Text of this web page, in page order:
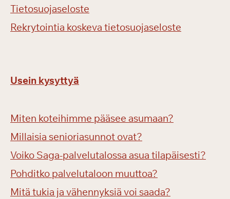
Tietosuojaseloste
Rekrytointia koskeva tietosuojaseloste
Usein kysyttyä
Miten koteihimme pääsee asumaan?
Millaisia senioriasunnot ovat?
Voiko Saga-palvelutalossa asua tilapäisesti?
Pohditko palvelutaloon muuttoa?
Mitä tukia ja vähennyksiä voi saada?